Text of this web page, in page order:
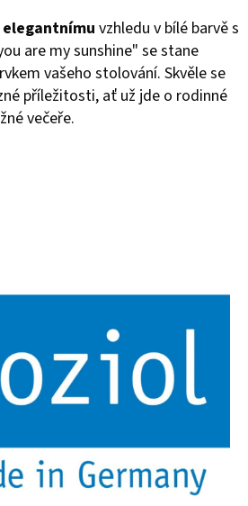
elegantnímu vzhledu v bílé barvě s
are my sunshine" se stane
vašeho stolování. Skvěle se
příležitosti, ať už jde o rodinné
večeře.